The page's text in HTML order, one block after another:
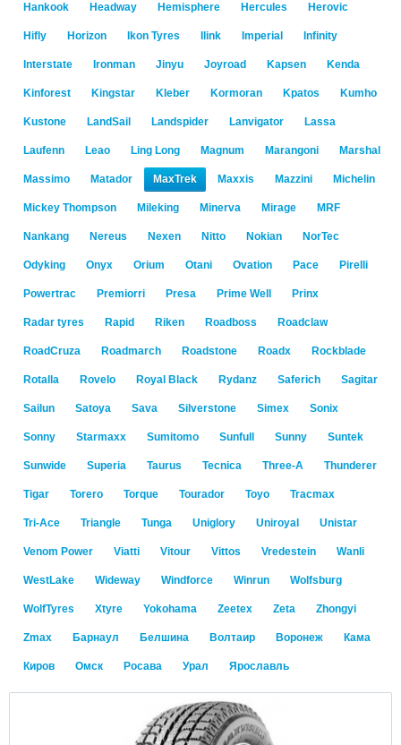
Hankook Headway Hemisphere Hercules Herovic
Hifly Horizon Ikon Tyres Ilink Imperial Infinity
Interstate Ironman Jinyu Joyroad Kapsen Kenda
Kinforest Kingstar Kleber Kormoran Kpatos Kumho
Kustone LandSail Landspider Lanvigator Lassa
Laufenn Leao Ling Long Magnum Marangoni Marshal
Massimo Matador MaxTrek Maxxis Mazzini Michelin
Mickey Thompson Mileking Minerva Mirage MRF
Nankang Nereus Nexen Nitto Nokian NorTec
Odyking Onyx Orium Otani Ovation Pace Pirelli
Powertrac Premiorri Presa Prime Well Prinx
Radar tyres Rapid Riken Roadboss Roadclaw
RoadCruza Roadmarch Roadstone Roadx Rockblade
Rotalla Rovelo Royal Black Rydanz Saferich Sagitar
Sailun Satoya Sava Silverstone Simex Sonix
Sonny Starmaxx Sumitomo Sunfull Sunny Suntek
Sunwide Superia Taurus Tecnica Three-A Thunderer
Tigar Torero Torque Tourador Toyo Tracmax
Tri-Ace Triangle Tunga Uniglory Uniroyal Unistar
Venom Power Viatti Vitour Vittos Vredestein Wanli
WestLake Wideway Windforce Winrun Wolfsburg
WolfTyres Xtyre Yokohama Zeetex Zeta Zhongyi
Zmax Барнаул Белшина Волтаир Воронеж Кама
Киров Омск Росава Урал Ярославль